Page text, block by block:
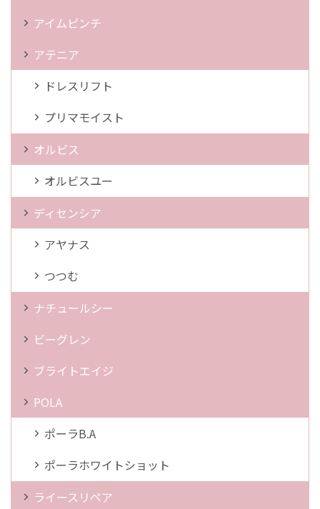
アイムピンチ
アテニア
ドレスリフト
プリマモイスト
オルビス
オルビスユー
ディセンシア
アヤナス
つつむ
ナチュールシー
ビーグレン
ブライトエイジ
POLA
ポーラB.A
ポーラホワイトショット
ライースリペア